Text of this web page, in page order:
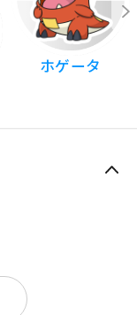
ホゲータ